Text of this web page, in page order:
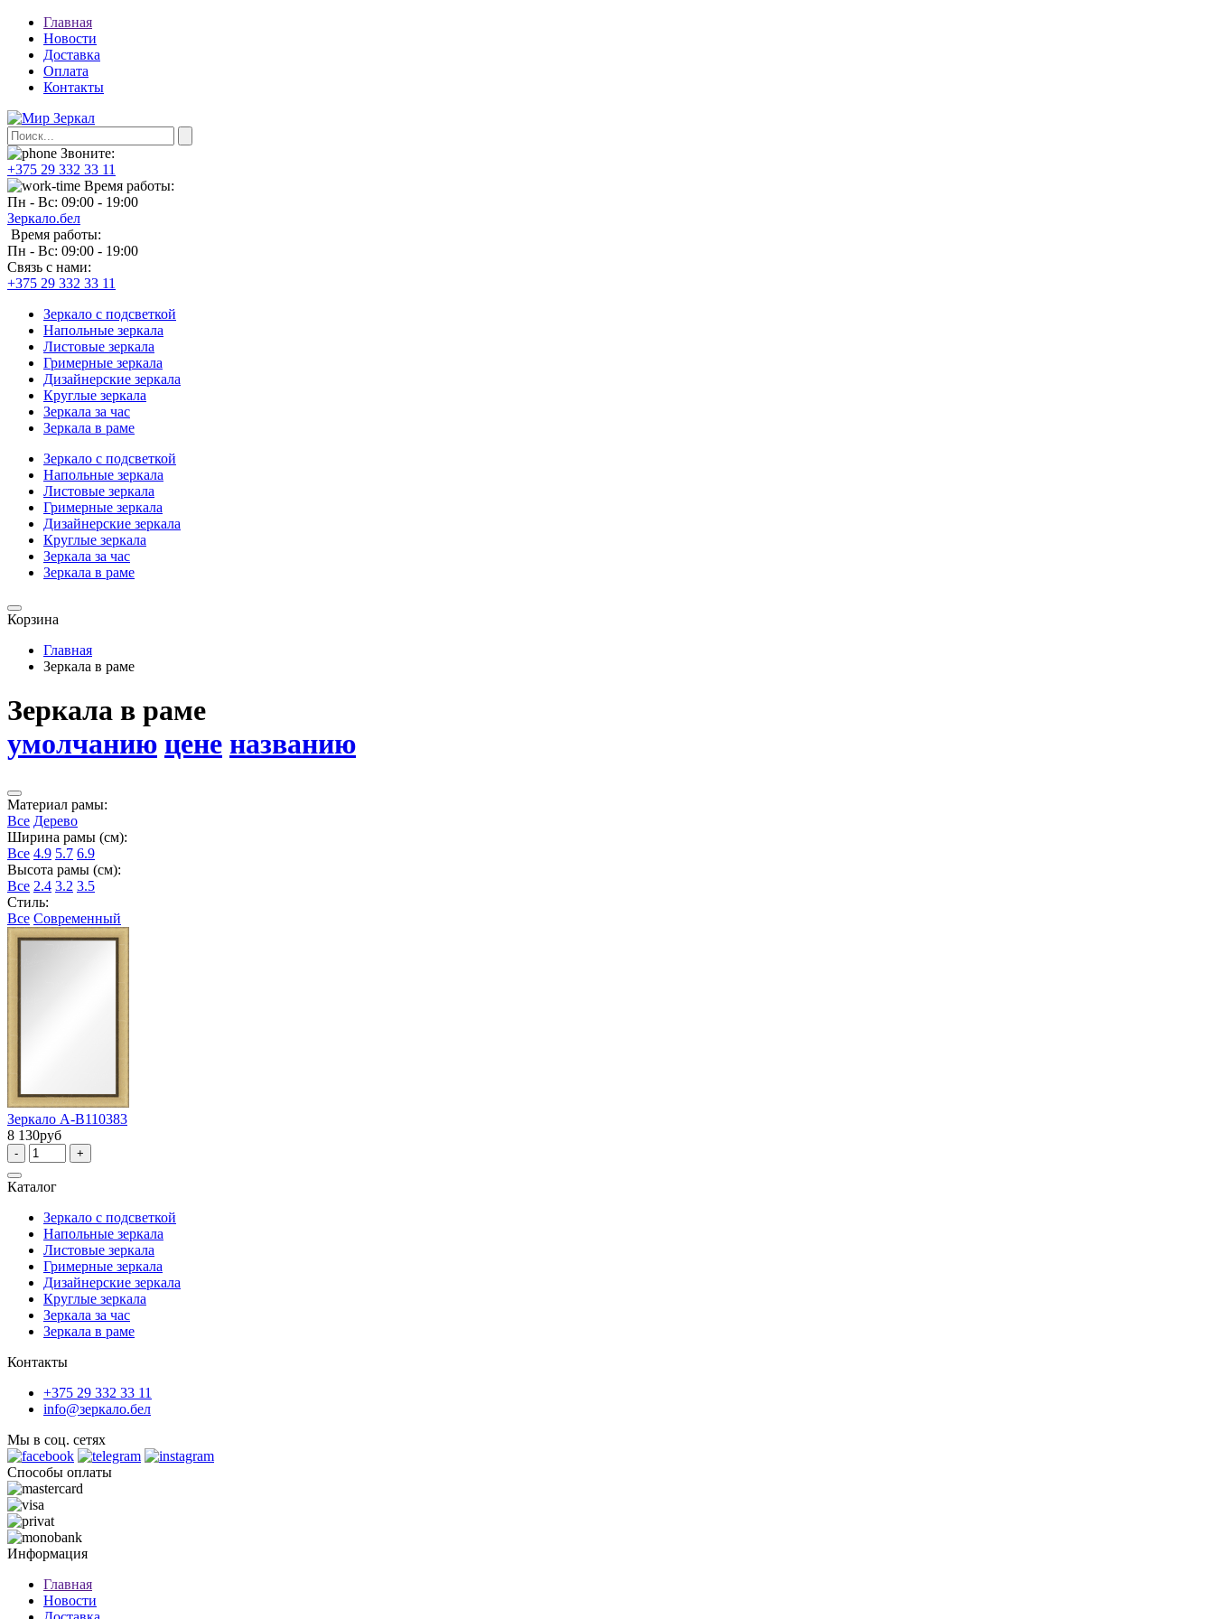
Главная
Новости
Доставка
Оплата
Контакты
Звоните:
+375 29 332 33 11
Время работы:
Пн - Вс: 09:00 - 19:00
Зеркало.бел
Время работы:
Пн - Вс: 09:00 - 19:00
Связь с нами:
+375 29 332 33 11
Зеркало с подсветкой
Напольные зеркала
Листовые зеркала
Гримерные зеркала
Дизайнерские зеркала
Круглые зеркала
Зеркала за час
Зеркала в раме
Зеркало с подсветкой
Напольные зеркала
Листовые зеркала
Гримерные зеркала
Дизайнерские зеркала
Круглые зеркала
Зеркала за час
Зеркала в раме
Корзина
Главная
Зеркала в раме
Зеркала в раме
умолчанию цене названию
Материал рамы:
Все Дерево
Ширина рамы (см):
Все 4.9 5.7 6.9
Высота рамы (см):
Все 2.4 3.2 3.5
Стиль:
Все Современный
Зеркало А-В110383
8 130руб
- +
Каталог
Зеркало с подсветкой
Напольные зеркала
Листовые зеркала
Гримерные зеркала
Дизайнерские зеркала
Круглые зеркала
Зеркала за час
Зеркала в раме
Контакты
+375 29 332 33 11
info@зеркало.бел
Мы в соц. сетях
Способы оплаты
Информация
Главная
Новости